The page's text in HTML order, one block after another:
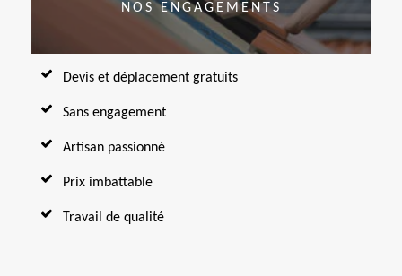
NOS ENGAGEMENTS
Devis et déplacement gratuits
Sans engagement
Artisan passionné
Prix imbattable
Travail de qualité